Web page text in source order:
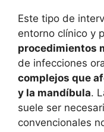
Este tipo de
entorno clínico y
procedimientos
de infecciones
complejos que
y la mandíbula.
suele ser
convencionales